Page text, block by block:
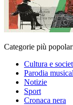
Categorie più
Cultura e
Parodia
Notizie
Sport
Cronaca nera